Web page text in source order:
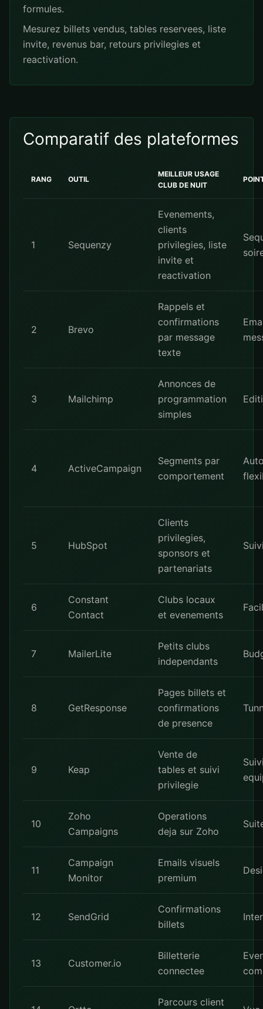
formules.
Mesurez billets vendus, tables reservees, liste
invite, revenus bar, retours privilegies et
reactivation.
Comparatif des plateformes
RANG OUTIL
MEILLEUR USAGE
CLUB DE NUIT
1 Sequenzy
Evenements,
clients
privilegies, liste
invite et
reactivation
2 Brevo
Rappels et
confirmations
par message
texte
3 Mailchimp
Annonces de
programmation
simples
4 ActiveCampaign
Segments par
comportement
5 HubSpot
Clients
privilegies,
sponsors et
partenariats
6
Constant
Contact
Clubs locaux
et evenements
7 MailerLite
Petits clubs
independants
8 GetResponse
Pages billets et
confirmations
de presence
9 Keap
Vente de
tables et suivi
privilegie
10
Zoho
Campaigns
Operations
deja sur Zoho
11
Campaign
Monitor
Emails visuels
premium
12 SendGrid
Confirmations
billets
13 Customer.io
Billetterie
connectee
Parcours client